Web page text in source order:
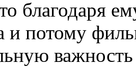
благодаря
и потому